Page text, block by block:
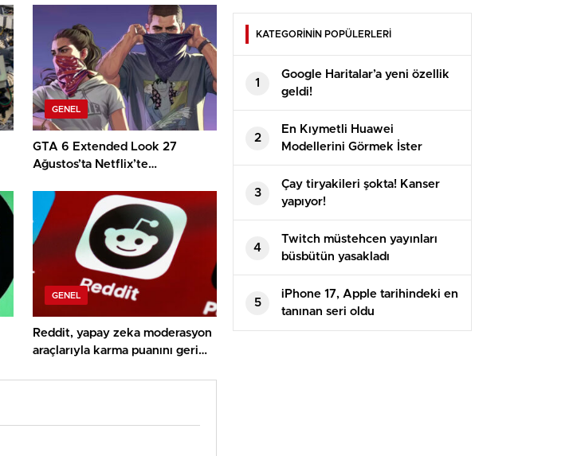
GENEL
GTA 6 Extended Look 27
Ağustos’ta Netflix’te
GENEL
Reddit, yapay zeka moderasyon
araçlarıyla karma puanını geri
KATEGORİNİN POPÜLERLERİ
1
Google Haritalar’a yeni özellik
geldi!
2
En Kıymetli Huawei
Modellerini Görmek İster
Misiniz? Karşınızda Caviar
Dayanaklı Mate 70 RS ve Mate
X6
3
Çay tiryakileri şokta! Kanser
yapıyor!
4
Twitch müstehcen yayınları
büsbütün yasakladı
5
iPhone 17, Apple tarihindeki en
tanınan seri oldu